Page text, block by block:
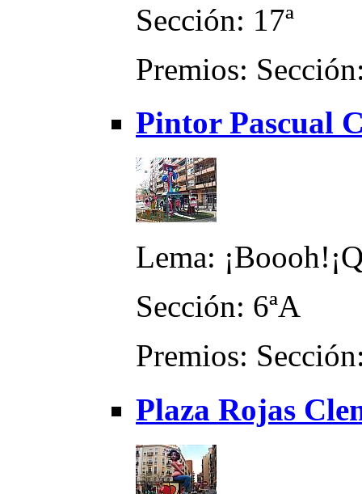
Sección: 17ª
Premios:
Pintor Pascual
Lema:
Sección: 6ªA
Premios:
Plaza Rojas